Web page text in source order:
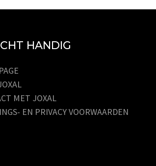
HANDIG
MET JOXAL
EN PRIVACY VOORWAARDEN